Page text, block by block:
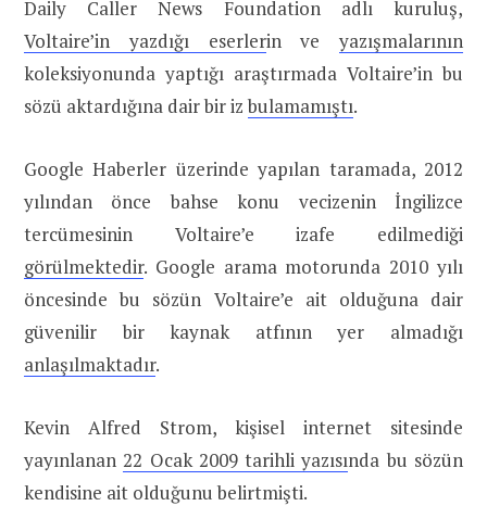
Daily Caller News Foundation adlı kuruluş,
Voltaire’in yazdığı eserlerin ve yazışmalarının
koleksiyonunda yaptığı araştırmada Voltaire’in bu
sözü aktardığına dair bir izbulamamıştı.
Google Haberler üzerinde yapılan taramada, 2012
yılından önce bahse konu vecizenin İngilizce
tercümesinin Voltaire’e izafe edilmediği
görülmektedir. Google arama motorunda 2010 yılı
öncesinde bu sözün Voltaire’e ait olduğuna dair
güvenilir bir kaynak atfının yer almadığı
anlaşılmaktadır.
Kevin Alfred Strom, kişisel internet sitesinde
yayınlanan 22 Ocak 2009 tarihli yazısında bu sözün
kendisine ait olduğunu belirtmişti.